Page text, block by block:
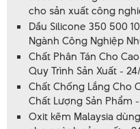
cho sản xuất công
Dầu Silicone 350 500
Ngành Công Nghiệp
Chất Phân Tán Cho
Quy Trình Sản Xuất -
Chất Chống Lắng Cho
Chất Lượng Sản Phẩm
Oxit kẽm Malaysia